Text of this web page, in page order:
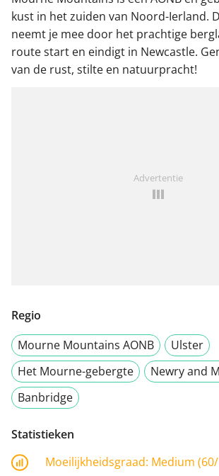
kust in het zuiden van Noord-Ierland.
neemt je mee door het prachtige
route start en eindigt in Newcastle.
van de rust, stilte en natuurpracht!
Advertentie
Regio
Mourne Mountains AONB
Ulster
Het Mourne-gebergte
Newry and
Banbridge
Statistieken
Moeilijkheidsgraad: Medium